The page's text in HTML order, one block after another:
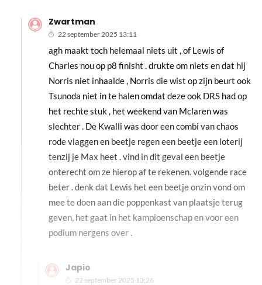
Zwartman
22 september 2025 13:11
agh maakt toch helemaal niets uit , of Lewis of
Charles nou op p8 finisht . drukte om niets en dat hij
Norris niet inhaalde , Norris die wist op zijn beurt ook
Tsunoda niet in te halen omdat deze ook DRS had op
het rechte stuk , het weekend van Mclaren was
slechter . De Kwalli was door een combi van chaos
rode vlaggen en beetje regen een beetje een loterij
tenzij je Max heet . vind in dit geval een beetje
onterecht om ze hierop af te rekenen. volgende race
beter . denk dat Lewis het een beetje onzin vond om
mee te doen aan die poppenkast van plaatsje terug
geven, het gaat in het kampioenschap en voor een
podium nergens over .
Japio
22 september 2025 13:26